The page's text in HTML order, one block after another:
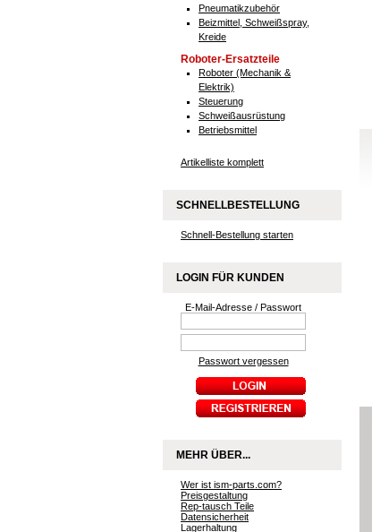
Pneumatikzubehör
Beizmittel, Schweißspray,
Kreide
Roboter-Ersatzteile
Roboter (Mechanik &
Elektrik)
Steuerung
Schweißausrüstung
Betriebsmittel
Artikelliste komplett
SCHNELLBESTELLUNG
Schnell-Bestellung starten
LOGIN FÜR KUNDEN
E-Mail-Adresse / Passwort
Passwort vergessen
MEHR ÜBER...
Wer ist ism-parts.com?
Preisgestaltung
Rep-tausch Teile
Datensicherheit
Lagerhaltung